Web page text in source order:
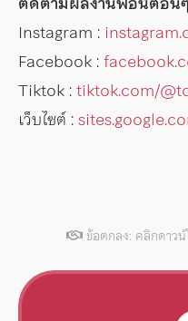
Instagram :
Facebook :
Tiktok :tiktok.com/
เว็บไซต์ :
ข้อตกลง: คลิกดาว